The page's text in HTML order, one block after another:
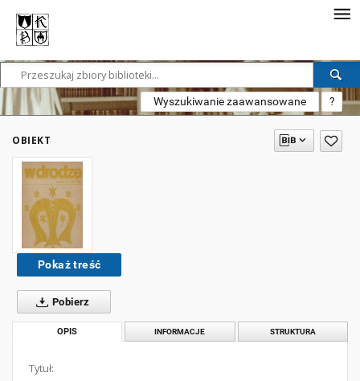
Wyszukiwanie zaawansowane ?
OBIEKT
Pokaż treść
Pobierz
OPIS INFORMACJE STRUKTURA
Tytuł: